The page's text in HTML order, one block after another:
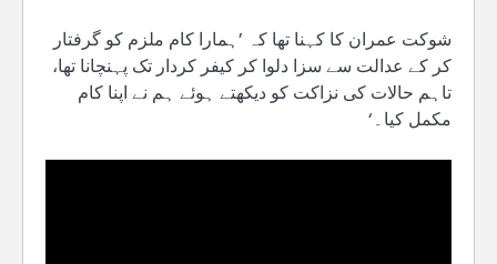
شوکت عمران کا کہنا تھا کہ ’ہمارا کام ملزم کو گرفتار
کر کے عدالت سے سزا دلوا کر کیفر کردار تک پہنچانا تھا،
تاہم حالات کی نزاکت کو دیکھتے ہوئے ہم نے اپنا کام
مکمل کیا۔‘